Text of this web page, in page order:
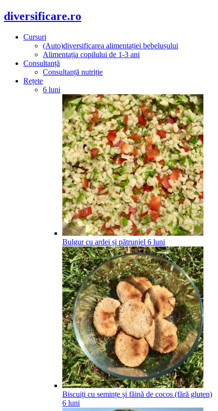
diversificare.ro
Cursuri
(Auto)diversificarea alimentației bebelușului
Alimentația copilului de 1-3 ani
Consultanță
Consultanță nutriție
Rețete
6 luni
Bulgur cu ardei și pătrunjel 6 luni
Biscuiți cu semințe și făină de cocos (fără gluten)
6 luni